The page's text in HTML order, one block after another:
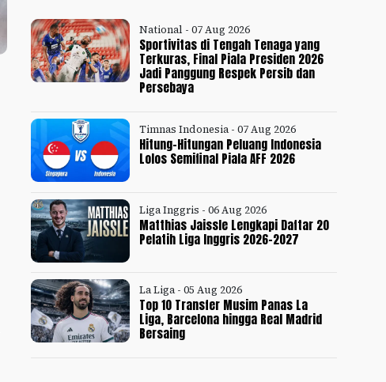
National - 07 Aug 2026
Sportivitas di Tengah Tenaga yang
Terkuras, Final Piala Presiden 2026
Jadi Panggung Respek Persib dan
Persebaya
Timnas Indonesia - 07 Aug 2026
Hitung-Hitungan Peluang Indonesia
Lolos Semifinal Piala AFF 2026
Liga Inggris - 06 Aug 2026
Matthias Jaissle Lengkapi Daftar 20
Pelatih Liga Inggris 2026-2027
La Liga - 05 Aug 2026
Top 10 Transfer Musim Panas La
Liga, Barcelona hingga Real Madrid
Bersaing